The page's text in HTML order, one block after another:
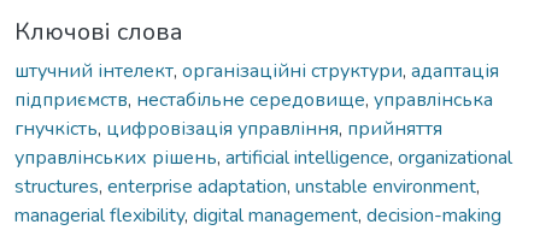
Ключові слова
штучний інтелект, організаційні структури, адаптація
підприємств, нестабільне середовище, управлінська
гнучкість, цифровізація управління, прийняття
управлінських рішень, artificial intelligence, organizational
structures, enterprise adaptation, unstable environment,
managerial flexibility, digital management, decision-making